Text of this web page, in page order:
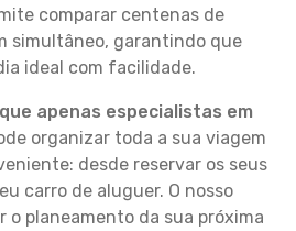
comparar centenas de
simultâneo, garantindo que
ideal com facilidade.
apenas especialistas em
organizar toda a sua viagem
desde reservar os seus
carro de aluguer. O nosso
o planeamento da sua próxima